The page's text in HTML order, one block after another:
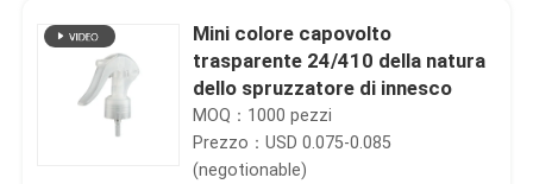
Mini colore capovolto
trasparente 24/410 della natura
dello spruzzatore di innesco
MOQ：1000 pezzi
Prezzo：USD 0.075-0.085
(negotionable)